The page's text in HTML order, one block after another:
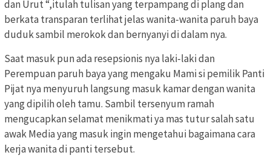
dan Urut “,itulah tulisan yang terpampang di plang dan
berkata transparan terlihat jelas wanita-wanita paruh baya
duduk sambil merokok dan bernyanyi di dalam nya.
Saat masuk pun ada resepsionis nya laki-laki dan
Perempuan paruh baya yang mengaku Mami si pemilik Panti
Pijat nya menyuruh langsung masuk kamar dengan wanita
yang dipilih oleh tamu. Sambil tersenyum ramah
mengucapkan selamat menikmati ya mas tutur salah satu
awak Media yang masuk ingin mengetahui bagaimana cara
kerja wanita di panti tersebut.